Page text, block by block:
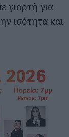
γιορτή για
ισότητα και